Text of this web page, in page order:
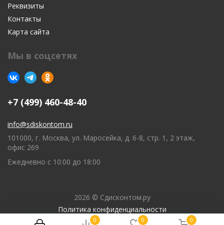
0 0 0
Реквизиты
Контакты
Карта сайта
Мы в соцсетях
+7 (499) 460-48-40
info@sdiskontom.ru
101000, г. Москва, ул. Маросейка, д. 6-8, стр. 1, 2 этаж,
офис 269
Ежедневно с 10:00 до 18:00
2026 © Сдисконтом.ру
Политика конфиденциальности